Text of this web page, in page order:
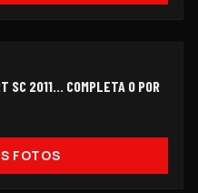
SC 2011… COMPLETA O POR
FOTOS